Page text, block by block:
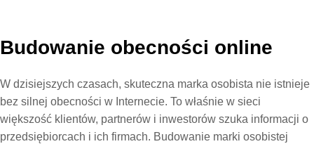
Budowanie obecności online
W dzisiejszych czasach, skuteczna marka osobista nie istnieje
bez silnej obecności w Internecie. To właśnie w sieci
większość klientów, partnerów i inwestorów szuka informacji o
przedsiębiorcach i ich firmach. Budowanie marki osobistej